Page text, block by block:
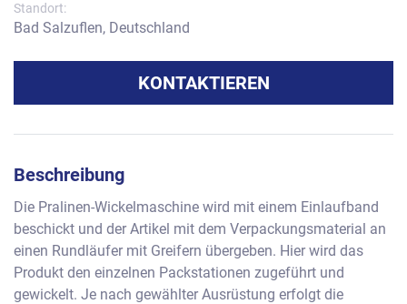
Standort:
Bad Salzuflen, Deutschland
KONTAKTIEREN
Beschreibung
Die Pralinen-Wickelmaschine wird mit einem Einlaufband
beschickt und der Artikel mit dem Verpackungsmaterial an
einen Rundläufer mit Greifern übergeben. Hier wird das
Produkt den einzelnen Packstationen zugeführt und
gewickelt. Je nach gewählter Ausrüstung erfolgt die